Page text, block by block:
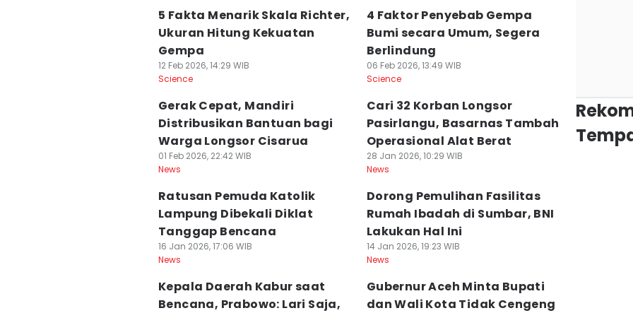
5 Fakta Menarik Skala Richter,
Ukuran Hitung Kekuatan
Gempa
12 Feb 2026, 14:29 WIB
Science
4 Faktor Penyebab Gempa
Bumi secara Umum, Segera
Berlindung
06 Feb 2026, 13:49 WIB
Science
Gerak Cepat, Mandiri
Distribusikan Bantuan bagi
Warga Longsor Cisarua
01 Feb 2026, 22:42 WIB
News
Cari 32 Korban Longsor
Pasirlangu, Basarnas Tambah
Operasional Alat Berat
28 Jan 2026, 10:29 WIB
News
Ratusan Pemuda Katolik
Lampung Dibekali Diklat
Tanggap Bencana
16 Jan 2026, 17:06 WIB
News
Dorong Pemulihan Fasilitas
Rumah Ibadah di Sumbar, BNI
Lakukan Hal Ini
14 Jan 2026, 19:23 WIB
News
Kepala Daerah Kabur saat
Bencana, Prabowo: Lari Saja,
Gubernur Aceh Minta Bupati
dan Wali Kota Tidak Cengeng